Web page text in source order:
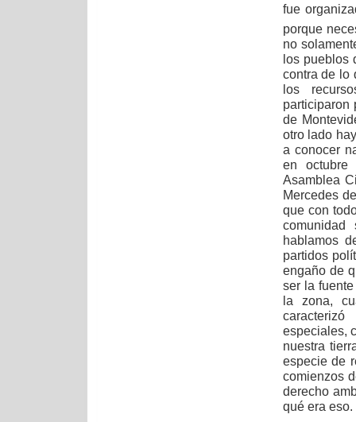
fue
porque
no
los pueblos
contra de lo
los
participaron
de
otro lado
a conocer
en octubre
Asamblea
Mercedes
que con
hablamos
partidos
engaño de
ser la
la zona,
especiales,
nuestra
especie de
comienzos
derecho
qué era